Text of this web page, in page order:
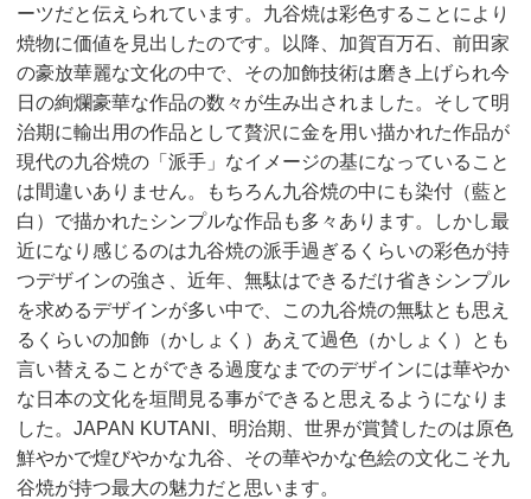
ーツだと伝えられています。九谷焼は彩色することにより
焼物に価値を見出したのです。以降、加賀百万石、前田家
の豪放華麗な文化の中で、その加飾技術は磨き上げられ今
日の絢爛豪華な作品の数々が生み出されました。そして明
治期に輸出用の作品として贅沢に金を用い描かれた作品が
現代の九谷焼の「派手」なイメージの基になっていること
は間違いありません。もちろん九谷焼の中にも染付（藍と
白）で描かれたシンプルな作品も多々あります。しかし最
近になり感じるのは九谷焼の派手過ぎるくらいの彩色が持
つデザインの強さ、近年、無駄はできるだけ省きシンプル
を求めるデザインが多い中で、この九谷焼の無駄とも思え
るくらいの加飾（かしょく）あえて過色（かしょく）とも
言い替えることができる過度なまでのデザインには華やか
な日本の文化を垣間見る事ができると思えるようになりま
した。JAPAN KUTANI、明治期、世界が賞賛したのは原色
鮮やかで煌びやかな九谷、その華やかな色絵の文化こそ九
谷焼が持つ最大の魅力だと思います。